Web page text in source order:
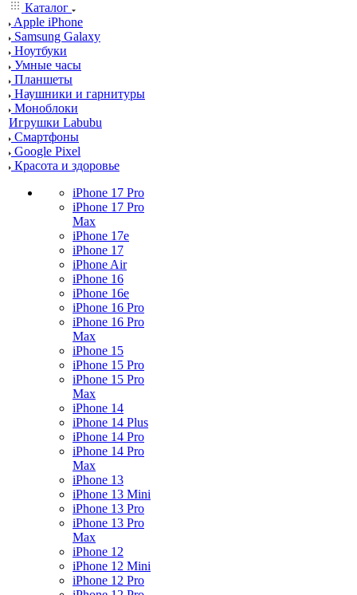
Каталог
Apple iPhone
Samsung Galaxy
Ноутбуки
Умные часы
Планшеты
Наушники и гарнитуры
Моноблоки
Игрушки Labubu
Смартфоны
Google Pixel
Красота и здоровье
iPhone 17 Pro
iPhone 17 Pro
Max
iPhone 17e
iPhone 17
iPhone Air
iPhone 16
iPhone 16e
iPhone 16 Pro
iPhone 16 Pro
Max
iPhone 15
iPhone 15 Pro
iPhone 15 Pro
Max
iPhone 14
iPhone 14 Plus
iPhone 14 Pro
iPhone 14 Pro
Max
iPhone 13
iPhone 13 Mini
iPhone 13 Pro
iPhone 13 Pro
Max
iPhone 12
iPhone 12 Mini
iPhone 12 Pro